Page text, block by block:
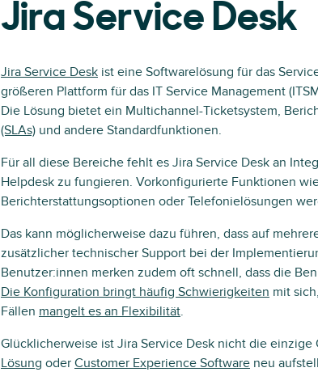
Jira Service Desk
Jira Service Desk ist eine Softwarelösung für das
größeren Plattform für das IT Service Management
Die Lösung bietet ein Multichannel-Ticketsystem,
(SLAs) und andere Standardfunktionen.
Für all diese Bereiche fehlt es Jira Service Desk an
Helpdesk zu fungieren. Vorkonfigurierte Funktionen
Berichterstattungsoptionen oder Telefonielösungen
Das kann möglicherweise dazu führen, dass auf
zusätzlicher technischer Support bei der
Benutzer:innen merken zudem oft schnell, dass die
Die Konfiguration bringt häufig Schwierigkeiten mit
Fällen mangelt es an Flexibilität.
Glücklicherweise ist Jira Service Desk nicht die
Lösung oder Customer Experience Software neu